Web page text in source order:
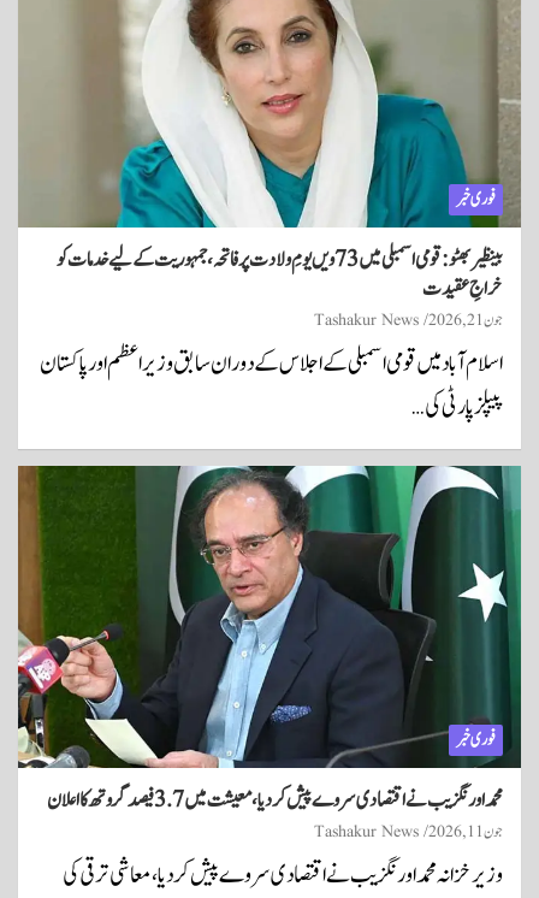
فوری خبر
بینظیر بھٹو: قومی اسمبلی میں 73ویں یومِ ولادت پر فاتحہ، جمہوریت کے لیے خدمات کو
خراجِ عقیدت
جون 21, 2026 Tashakur News
اسلام آباد میں قومی اسمبلی کے اجلاس کے دوران سابق وزیراعظم اور پاکستان
پیپلز پارٹی کی…
فوری خبر
محمد اورنگزیب نے اقتصادی سروے پیش کردیا، معیشت میں 3.7 فیصد گروتھ کا اعلان
جون 11, 2026 Tashakur News
وزیر خزانہ محمد اورنگزیب نے اقتصادی سروے پیش کردیا، معاشی ترقی کی